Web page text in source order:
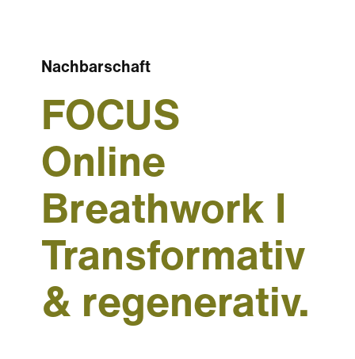
Nachbarschaft
FOCUS
Online
Breathwork I
Transformativ
& regenerativ.